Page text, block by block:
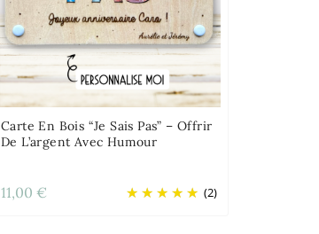
Carte En Bois “Je Sais Pas” – Offrir
De L’argent Avec Humour
(2)
11,00 €